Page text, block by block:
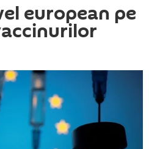
european pe